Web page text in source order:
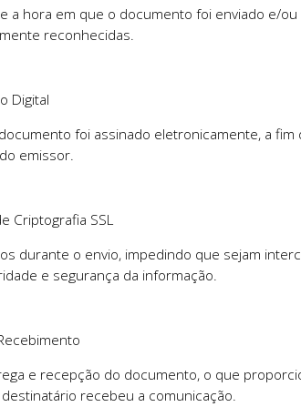
a hora em que o documento foi enviado e/
reconhecidas.
Digital
foi assinado eletronicamente, a
emissor.
Criptografia SSL
durante o envio, impedindo que sejam
e segurança da informação.
e recepção do documento, o que
recebeu a comunicação.